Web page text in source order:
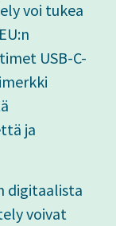
voi tukea
USB-C-
ja
digitaalista
voivat